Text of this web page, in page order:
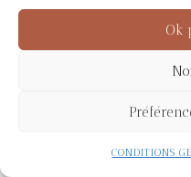
Ok
CONDITIONS
elegant
a
grain
wood
My selection